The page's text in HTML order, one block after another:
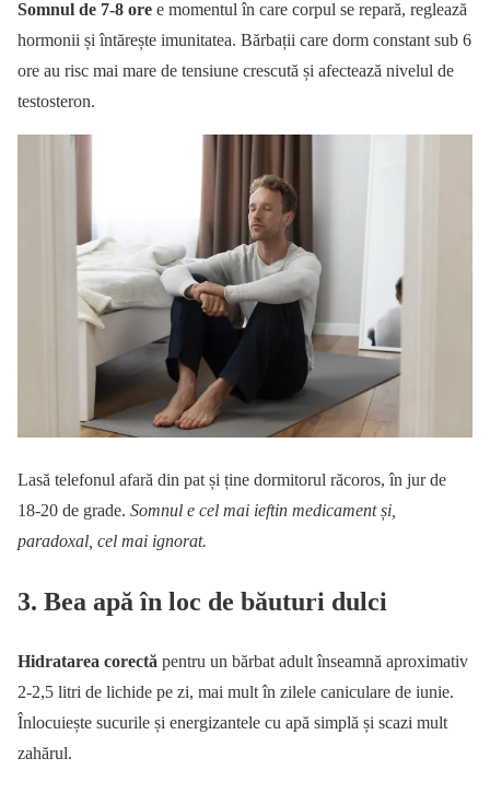
Somnul de 7-8 ore e momentul în care corpul se repară, reglează
hormonii și întărește imunitatea. Bărbații care dorm constant sub 6
ore au risc mai mare de tensiune crescută și afectează nivelul de
testosteron.
Lasă telefonul afară din pat și ține dormitorul răcoros, în jur de
18-20 de grade. Somnul e cel mai ieftin medicament și,
paradoxal, cel mai ignorat.
3. Bea apă în loc de băuturi dulci
Hidratarea corectă pentru un bărbat adult înseamnă aproximativ
2-2,5 litri de lichide pe zi, mai mult în zilele caniculare de iunie.
Înlocuiește sucurile și energizantele cu apă simplă și scazi mult
zahărul.